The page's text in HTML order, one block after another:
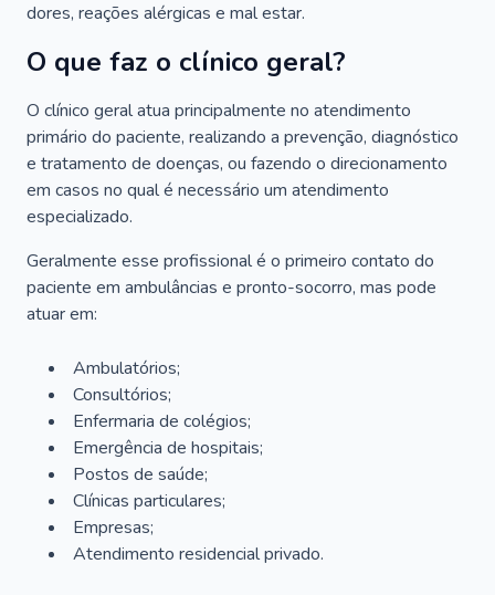
dores, reações alérgicas e mal estar.
O que faz o clínico geral?
O clínico geral atua principalmente no atendimento
primário do paciente, realizando a prevenção, diagnóstico
e tratamento de doenças, ou fazendo o direcionamento
em casos no qual é necessário um atendimento
especializado.
Geralmente esse profissional é o primeiro contato do
paciente em ambulâncias e pronto-socorro, mas pode
atuar em:
Ambulatórios;
Consultórios;
Enfermaria de colégios;
Emergência de hospitais;
Postos de saúde;
Clínicas particulares;
Empresas;
Atendimento residencial privado.